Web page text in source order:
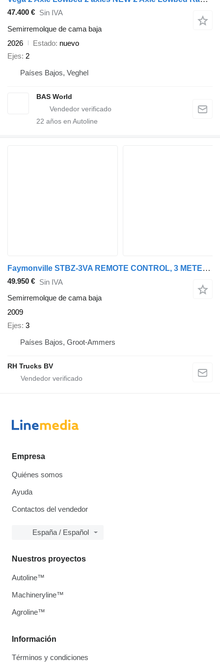
47.400 € Sin IVA
Semirremolque de cama baja
2026
Estado nuevo
Ejes 2
Países Bajos, Veghel
BAS World
22 años en Autoline
Faymonville STBZ-3VA REMOTE CONTROL, 3 METER EXTENDABLE
49.950 € Sin IVA
Semirremolque de cama baja
2009
Ejes 3
Países Bajos, Groot-Ammers
RH Trucks BV
Empresa
Quiénes somos
Ayuda
Contactos del vendedor
España / Español
Información
Términos y condiciones
Nuestros proyectos
Autoline™
Machineryline™
Agroline™